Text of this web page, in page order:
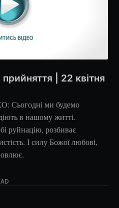
прийняття | 22 квітня
Сьогодні ми будемо
в нашому житті.
руйнацію, розбиває
І силу Божої любові,